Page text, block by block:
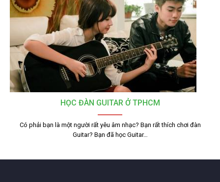
HỌC ĐÀN GUITAR Ở TPHCM
Có phải bạn là một người rất yêu âm nhạc? Bạn rất thích chơi đàn
Guitar? Bạn đã học Guitar…